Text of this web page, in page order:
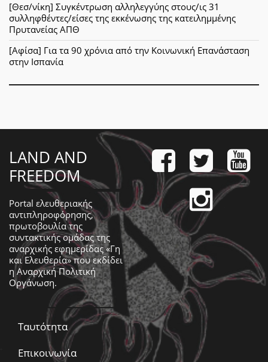
[Θεσ/νίκη] Συγκέντρωση αλληλεγγύης στους/ις 31
συλληφθέντες/είσες της εκκένωσης της κατειλημμένης
Πρυτανείας ΑΠΘ
[Αφίσα] Για τα 90 χρόνια από την Κοινωνική Επανάσταση
στην Ισπανία
LAND AND
FREEDOM
Portal ελευθεριακής
αντιπληροφόρησης,
πρωτοβουλία της
συντακτικής ομάδας της
αναρχικής εφημερίδας «Γη
και Ελευθερία» που εκδίδει
ηΑναρχική Πολιτική
Οργάνωση.
Ταυτότητα
Επικοινωνία